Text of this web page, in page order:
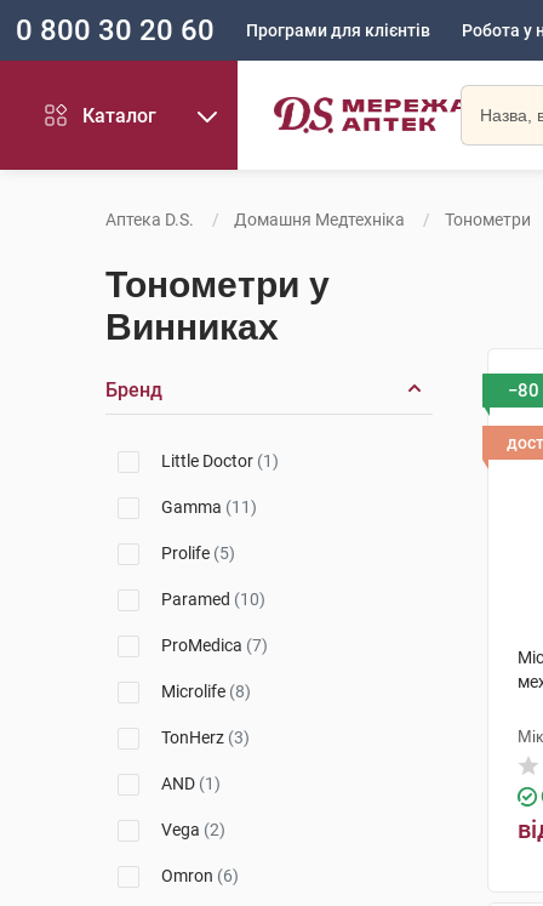
0 800 30 20 60 Програми для клієнтів Робота у
Каталог
Аптека D.S. Домашня Медтехніка Тонометри
Тонометри у
Винниках
Бренд
Little Doctor (1)
Gamma (11)
Prolife (5)
Paramed (10)
ProMedica (7)
Microlife (8)
TonHerz (3)
AND (1)
Vega (2)
Omron (6)
−80